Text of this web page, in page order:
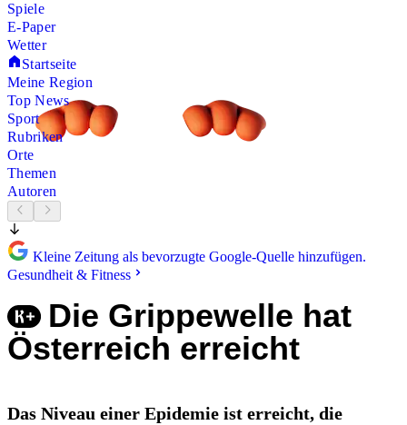
Spiele
E-Paper
Wetter
Startseite
Meine Region
Top News
Sport
Rubriken
Orte
Themen
Autoren
Kleine Zeitung als bevorzugte Google-Quelle hinzufügen.
Gesundheit & Fitness
Die Grippewelle hat
Österreich erreicht
Das Niveau einer Epidemie ist erreicht, die